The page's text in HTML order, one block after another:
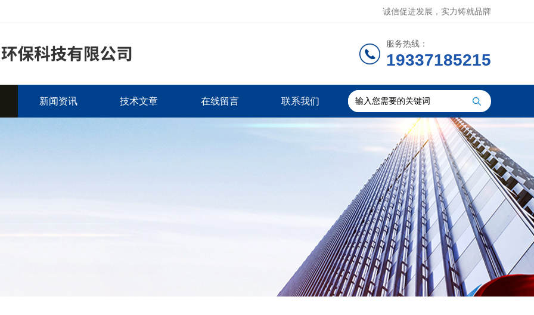
诚信促进发展，实力铸就品牌
服务热线：
19337185215
新闻资讯 技术文章 在线留言 联系我们